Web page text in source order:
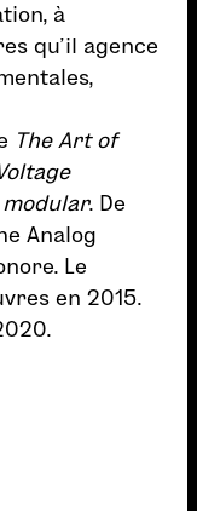
à
qu’il agence
The Art of
. De
Analog
Le
en 2015.